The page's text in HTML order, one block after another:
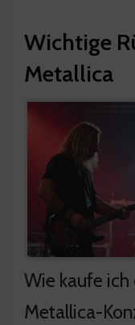
Wichtige
Metallica
Wie kaufe
Metallica-